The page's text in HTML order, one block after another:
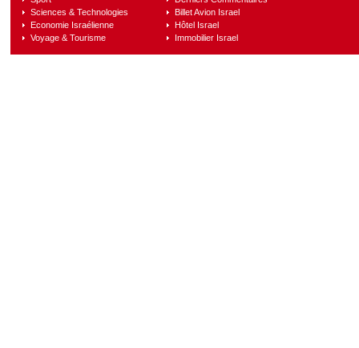
Sciences & Technologies
Economie Israélienne
Voyage & Tourisme
Billet Avion Israel
Hôtel Israel
Immobilier Israel